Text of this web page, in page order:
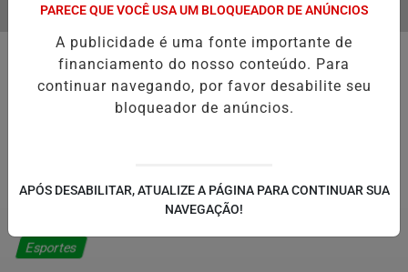
E CAIQUE PIMENTA COM O MELHOR DO AXÉ DAS ANTIGAS
EM ALTA
MENU
Esportes
PARECE QUE VOCÊ USA UM BLOQUEADOR DE ANÚNCIOS
A publicidade é uma fonte importante de
financiamento do nosso conteúdo. Para
continuar navegando, por favor desabilite seu
bloqueador de anúncios.
APÓS DESABILITAR, ATUALIZE A PÁGINA PARA CONTINUAR SUA
NAVEGAÇÃO!